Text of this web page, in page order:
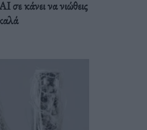
σε κάνει να νιώθεις